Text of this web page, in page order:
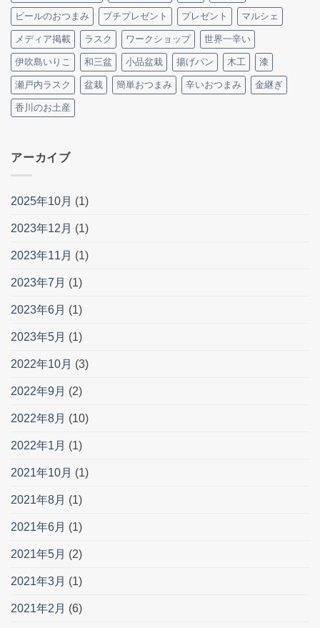
ビールのおつまみ プチプレゼント プレゼント マルシェ
メディア掲載 ラスク ワークショップ 世界一辛い
伊吹島いりこ 和三盆 小品盆栽 揚げパン 木工 漆
瀬戸内ラスク 盆栽 簡単おつまみ 辛いおつまみ 金継ぎ
香川のお土産
アーカイブ
2025年10月 (1)
2023年12月 (1)
2023年11月 (1)
2023年7月 (1)
2023年6月 (1)
2023年5月 (1)
2022年10月 (3)
2022年9月 (2)
2022年8月 (10)
2022年1月 (1)
2021年10月 (1)
2021年8月 (1)
2021年6月 (1)
2021年5月 (2)
2021年3月 (1)
2021年2月 (6)